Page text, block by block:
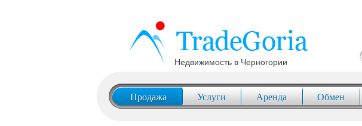
Недвижимость в Черногории
Продажа Услуги Аренда Обмен